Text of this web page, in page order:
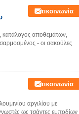
Επικοινωνία
κατάλογος αποθεμάτων,
- οι σακούλες
Επικοινωνία
αργιλίου με
ως τσάντες εμποδίων